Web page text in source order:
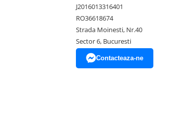
J2016013316401
RO36618674
Strada Moinesti, Nr.40
Sector 6, Bucuresti
Contacteaza-ne